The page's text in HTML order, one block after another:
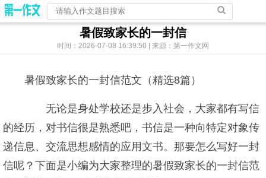
暑假致家长的一封信
时间：2026-07-08 16:39:50 | 来源：第一作文网
暑假致家长的一封信范文（精选8篇）
无论是身处学校还是步入社会，大家都有写信
的经历，对书信很是熟悉吧，书信是一种向特定对象传
递信息、交流思想感情的应用文书。那要怎么写好一封
信呢？下面是小编为大家整理的暑假致家长的一封信范